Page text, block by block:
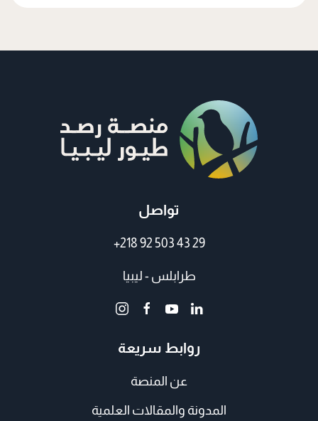
تواصل
+218 92 503 43 29
طرابلس - ليبيا
روابط سريعة
عن المنصة
المدونة والمقالات العلمية